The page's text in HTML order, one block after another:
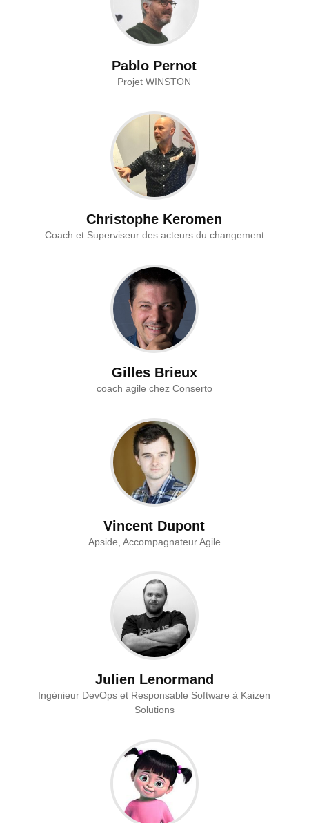
Pablo Pernot
Projet WINSTON
Christophe Keromen
Coach et Superviseur des acteurs du changement
Gilles Brieux
coach agile chez Conserto
Vincent Dupont
Apside, Accompagnateur Agile
Julien Lenormand
Ingénieur DevOps et Responsable Software à Kaizen
Solutions